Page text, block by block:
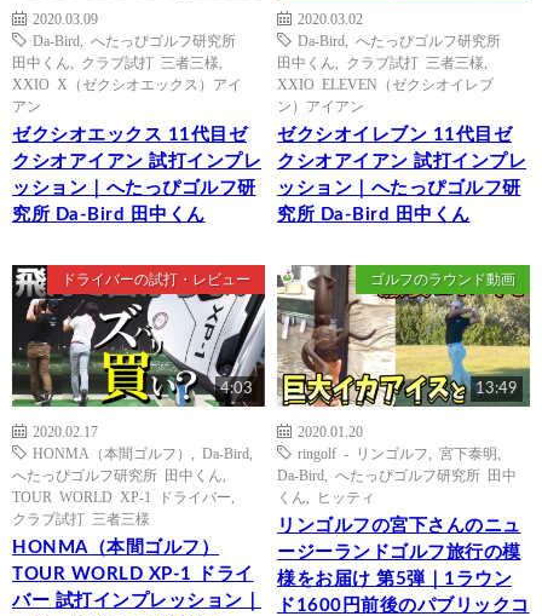
2020.03.09
Da-Bird
へたっぴゴルフ研究所
田中くん
クラブ試打 三者三様
XXIO X（ゼクシオエックス）アイ
アン
ゼクシオエックス 11代目ゼ
クシオアイアン 試打インプレ
ッション｜へたっぴゴルフ研
究所 Da-Bird 田中くん
2020.03.02
Da-Bird
へたっぴゴルフ研究所
田中くん
クラブ試打 三者三様
XXIO ELEVEN（ゼクシオイレブ
ン）アイアン
ゼクシオイレブン 11代目ゼ
クシオアイアン 試打インプレ
ッション｜へたっぴゴルフ研
究所 Da-Bird 田中くん
ドライバーの試打・レビュー
4:03
2020.02.17
HONMA（本間ゴルフ）
Da-Bird
へたっぴゴルフ研究所 田中くん
TOUR WORLD XP-1 ドライバー
クラブ試打 三者三様
HONMA（本間ゴルフ）
TOUR WORLD XP-1 ドライ
バー 試打インプレッション｜
ゴルフのラウンド動画
13:49
2020.01.20
ringolf - リンゴルフ
宮下泰明
Da-Bird
へたっぴゴルフ研究所 田中
くん
ヒッティ
リンゴルフの宮下さんのニュ
ージーランドゴルフ旅行の模
様をお届け 第5弾｜1ラウン
ド1600円前後のパブリックコ